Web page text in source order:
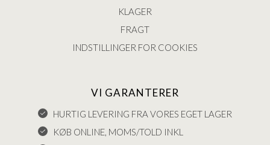
KLAGER
FRAGT
INDSTILLINGER FOR COOKIES
VI GARANTERER
HURTIG LEVERING FRA VORES EGET LAGER
KØB ONLINE, MOMS/TOLD INKL